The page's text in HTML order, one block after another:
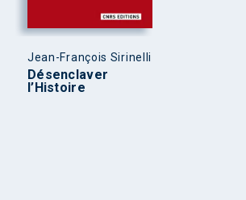
Jean-François Sirinelli
Désenclaver
l’Histoire